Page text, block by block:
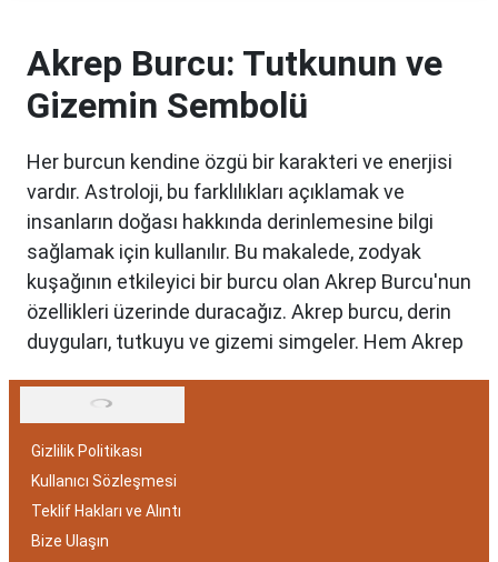
Akrep Burcu: Tutkunun ve
Gizemin Sembolü
Her burcun kendine özgü bir karakteri ve enerjisi
vardır. Astroloji, bu farklılıkları açıklamak ve
insanların doğası hakkında derinlemesine bilgi
sağlamak için kullanılır. Bu makalede, zodyak
kuşağının etkileyici bir burcu olan Akrep Burcu'nun
özellikleri üzerinde duracağız. Akrep burcu, derin
duyguları, tutkuyu ve gizemi simgeler. Hem Akrep
bakımından benzersizdir. Ayrıca, hangi aylar
belirlemede etkilidir.
Akrep Burcu Özellikleri:
Gizemli ve Kararlı
Gizlilik Politikası
Kullanıcı Sözleşmesi
Teklif Hakları ve Alıntı
Bize Ulaşın